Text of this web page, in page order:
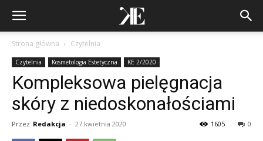
Strona główna Czytelnia
Czytelnia Kosmetologia Estetyczna KE 2/2020
Kompleksowa pielęgnacja
skóry z niedoskonałościami
Przez Redakcja - 27 kwietnia 2020 0
1605